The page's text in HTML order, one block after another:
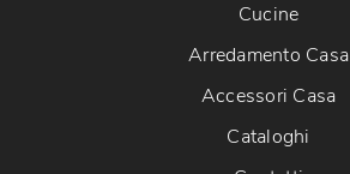
Cucine
Arredamento Casa
Accessori Casa
Cataloghi